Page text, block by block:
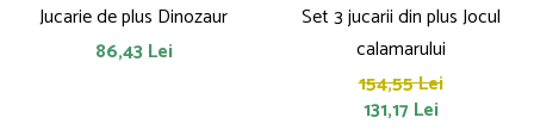
Jucarie de plus Dinozaur
86,43 Lei
Set 3 jucarii din plus Jocul
calamarului
154,55 Lei
131,17 Lei